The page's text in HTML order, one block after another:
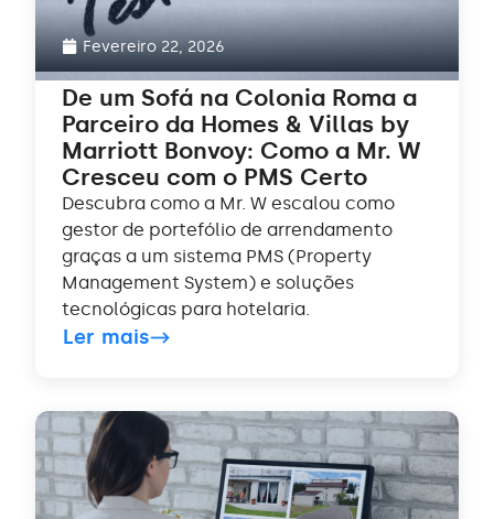
Fevereiro 22, 2026
De um Sofá na Colonia Roma a
Parceiro da Homes & Villas by
Marriott Bonvoy: Como a Mr. W
Cresceu com o PMS Certo
Descubra como a Mr. W escalou como
gestor de portefólio de arrendamento
graças a um sistema PMS (Property
Management System) e soluções
tecnológicas para hotelaria.
Ler mais